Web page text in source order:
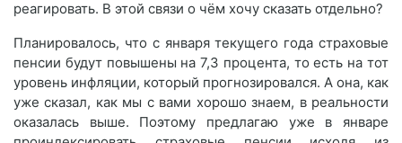
реагировать. В этой связи о чём хочу сказать отдельно?
Планировалось, что с января текущего года страховые
пенсии будут повышены на 7,3 процента, то есть на тот
уровень инфляции, который прогнозировался. А она, как
уже сказал, как мы с вами хорошо знаем, в реальности
оказалась выше. Поэтому предлагаю уже в январе